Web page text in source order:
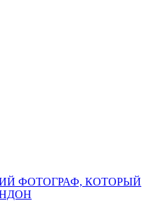
ФОТОГРАФ, КОТОРЫЙ